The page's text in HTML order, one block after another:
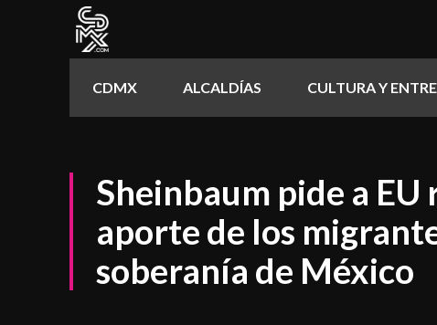
CDMX ALCALDÍAS CULTURA Y
Sheinbaum pide a EU
aporte de los
soberanía de México